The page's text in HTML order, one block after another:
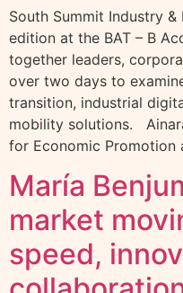
South Summit Industry
edition at the BAT – B
together leaders,
over two days to
transition, industrial
mobility solutions.
for Economic
María
market
speed,